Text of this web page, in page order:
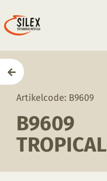
Artikelcode: B9609
B9609
TROPICAL